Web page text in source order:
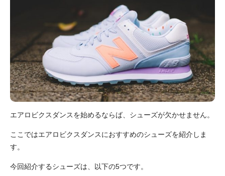
エアロビクスダンスを始めるならば、シューズが欠かせません。
ここではエアロビクスダンスにおすすめのシューズを紹介しま
す。
今回紹介するシューズは、以下の5つです。